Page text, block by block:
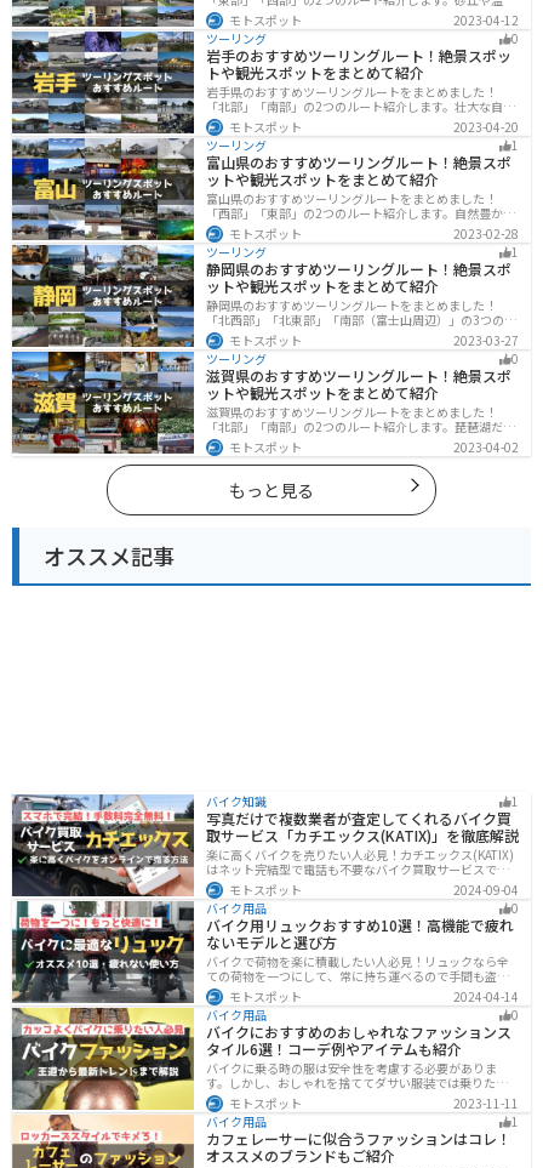
地、歴史ある城跡など魅力溢れるスポットが多数あるの
で楽しめます。バイクで鳥取県にツーリングに行く際は
参考にしてください。
モトスポット
2023-04-12
ツーリング
0
岩手のおすすめツーリングルート！絶景スポッ
トや観光スポットをまとめて紹介
岩手県のおすすめツーリングルートをまとめました！
「北部」「南部」の2つのルート紹介します。壮大な自然
や歴史的な観光スポットが多く存在するので楽しめま
す。バイクで岩手県にツーリングに行く際は参考にして
ください。
モトスポット
2023-04-20
ツーリング
1
富山県のおすすめツーリングルート！絶景スポ
ットや観光スポットをまとめて紹介
富山県のおすすめツーリングルートをまとめました！
「西部」「東部」の2つのルート紹介します。自然豊かな
山と海、温泉が充実しており、美術館などもあるので、
自然を満喫するツーリングができます。バイクで富山県
にツーリングに行く際は参考にしてください。
モトスポット
2023-02-28
ツーリング
1
静岡県のおすすめツーリングルート！絶景スポ
ットや観光スポットをまとめて紹介
静岡県のおすすめツーリングルートをまとめました！
「北西部」「北東部」「南部（富士山周辺）」の3つのル
ート紹介します。富士山を中心に自然豊かな景色や食事
を楽しめるスポットが多数あります。バイクで静岡県に
ツーリングに行く際は参考にしてください。
モトスポット
2023-03-27
ツーリング
0
滋賀県のおすすめツーリングルート！絶景スポ
ットや観光スポットをまとめて紹介
滋賀県のおすすめツーリングルートをまとめました！
「北部」「南部」の2つのルート紹介します。琵琶湖だけ
でなく、比叡山ドライブウェイなどの山を楽しめるスポ
ットも多数あります。バイクで滋賀県にツーリングに行
く際は参考にしてください。
モトスポット 2023-04-02
もっと見る
オススメ記事
バイク知識 1
写真だけで複数業者が査定してくれるバイク買
取サービス「カチエックス(KATIX)」を徹底解説
楽に高くバイクを売りたい人必見！カチエックス(KATIX)
はネット完結型で電話も不要なバイク買取サービスで
す。バイク情報と写真を登録するだけで、複数のバイク
業者がオークション形式で価格を競い合ってくれるの
で、何もせず最高値でバイクを売ることができます。
モトスポット
2024-09-04
バイク用品
0
バイク用リュックおすすめ10選！高機能で疲れ
ないモデルと選び方
バイクで荷物を楽に積載したい人必見！リュックなら全
ての荷物を一つにして、常に持ち運べるので手間も盗ま
れる心配もありません。腰や肩の負担を軽減して通勤通
学・ツーリングを快適にできるオススメリュックを紹介
します。
モトスポット
2024-04-14
バイク用品
0
バイクにおすすめのおしゃれなファッションス
タイル6選！コーデ例やアイテムも紹介
バイクに乗る時の服は安全性を考慮する必要がありま
す。しかし、おしゃれを捨ててダサい服装では乗りたく
ないですよね？せっかくならカッコよく風を切って街を
歩きたいもの。この記事では、そんな願いを叶えるた
め、王道から流行ファッションまでバイクに乗るときの
ファッションを解説します。
モトスポット
2023-11-11
バイク用品
1
カフェレーサーに似合うファッションはコレ！
オススメのブランドもご紹介